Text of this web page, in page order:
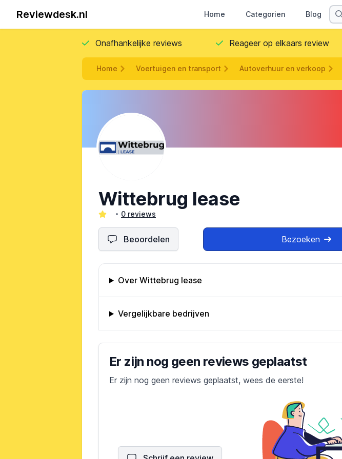
Reviewdesk.nl Home Categorien Blog
Onafhankelijke reviews Reageer op elkaars review
Home Voertuigen en transport Autoverhuur en verkoop
Wittebrug lease
0 reviews
Beoordelen Bezoeken
Omschrijving bedrijf
Over Wittebrug lease
Vergelijkbare bedrijven
Bedrijfs reviews
Er zijn nog geen reviews geplaatst
Er zijn nog geen reviews geplaatst, wees de eerste!